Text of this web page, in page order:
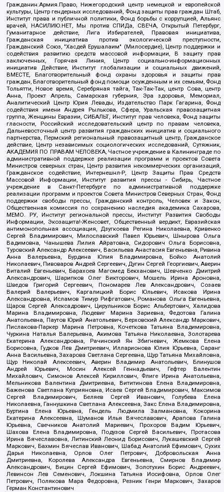
Гражданин.Армия.Право, Нижегородский центр немецкой и европейской
культуры, Центр гендерных исследований, Фонд защиты прав граждан Штаб,
Институт права и публичной политики, Фонд борьбы с коррупцией, Альянс
врачей, НАСИЛИЮ.НЕТ, Мы против СПИДа, СВЕЧА, Открытый Петербург,
Гуманитарное действие, Лига Избирателей, Правовая инициатива,
Гражданская инициатива против экологической преступности,
Гражданский Союз, "Хасдей Ерушалаим" (Милосердие), Центр поддержки и
содействия развитию средств массовой информации, В защиту прав
заключенных, Горячая Линия, Центр социально-информационных
инициатив Действие, Институт глобализации и социальных движений,
ВМЕСТЕ, Благотворительный фонд охраны здоровья и защиты прав
граждан, Благотворительный фонд помощи осужденным и их семьям, Фонд
Тольятти, Новое время, Серебряная тайга, Так-Так-Так, центр Сова, центр
Анна, Проект Апрель, Самарская губерния, Эра здоровья, Мемориал,
Аналитический Центр Юрия Левады, Издательство Парк Гагарина, Фонд
содействия имени Андрея Рылькова, Сфера, Уральская правозащитная
группа, Женщины Евразии, СИБАЛЬТ, Институт прав человека, Фонд защиты
гласности, Российский исследовательский центр по правам человека,
Дальневосточный центр развития гражданских инициатив и социального
партнерства, Пермский региональный правозащитный центр, Гражданское
действие, Центр независимых социологических исследований, Сутяжник,
АКАДЕМИЯ ПО ПРАВАМ ЧЕЛОВЕКА, Частное учреждение в Калининграде по
административной поддержке реализации программ и проектов Совета
Министров северных стран, Центр развития некоммерческих организаций,
Гражданское содействие, Интернешнл-Р, Центр Защиты Прав Средств
Массовой Информации, Институт развития прессы - Сибирь, Частное
учреждение в Санкт-Петербурге по административной поддержке
реализации программ и проектов Совета Министров Северных Стран, Фонд
поддержки свободы прессы, Гражданский контроль, Человек и Закон,
Общественная комиссия по сохранению наследия академика Сахарова,
МЕМО. РУ, Институт региональной прессы, Институт Развития Свободы
Информации, Экозащита!-Женсовет, Общественный вердикт, Евразийская
антимонопольная ассоциация, Дзугкоева Регина Николаевна, Кривенко
Сергей Владимирович, Милославский Павел Юрьевич, Шнырова Ольга
Вадимовна, Чанышева Лилия Айратовна, Сидорович Ольга Борисовна,
Туровский Александр Алексеевич, Васильева Анастасия Евгеньевна, Ривина
Анна Валерьевна, Бурдина Юлия Владимировна, Бойко Анатолий
Николаевич, Пивоваров Андрей Сергеевич, Дугин Сергей Георгиевич, Аверин
Виталий Евгеньевич, Барахоев Магомед Бекханович, Шевченко Дмитрий
Александрович, Шарипков Олег Викторович, Мошель Ирина Ароновна,
Шведов Григорий Сергеевич, Пономарев Лев Александрович, Созаев
Валерий Валерьевич, Каргалицкий Борис Юльевич, Исакова Ирина
Александровна, Исламов Тимур Рифгатович, Романова Ольга Евгеньевна,
Щаров Сергей Алексадрович, Цирульников Борис Альбертович, Халидова
Марина Владимировна, Людевиг Марина Зариевна, Федотова Галина
Анатольевна, Паутов Юрий Анатольевич, Верховский Александр Маркович,
Пислакова-Паркер Марина Петровна, Кочеткова Татьяна Владимировна,
Чуркина Наталья Валерьевна, Акимова Татьяна Николаевна, Золотарева
Екатерина Александровна, Рачинский Ян Збигневич, Жемкова Елена
Борисовна, Гудков Лев Дмитриевич, Илларионова Юлия Юрьевна, Саранг
Анна Васильевна, Захарова Светлана Сергеевна, Щур Татьяна Михайловна,
Щур Николай Алексеевич, Аверин Владимир Анатольевич, Блинушов
Андрей Юрьевич, Мосин Алексей Геннадьевич, Гефтер Валентин
Михайлович, Симонов Алексей Кириллович, Флиге Ирина Анатольевна,
Мельникова Валентина Дмитриевна, Вититинова Елена Владимировна,
Баженова Светлана Куприяновна, Исаев Сергей Владимирович, Максимов
Сергей Владимирович, Беляев Сергей Иванович, Голубева Елена
Николаевна, Ганнушкина Светлана Алексеевна, Закс Елена Владимировна,
Буртина Елена Юрьевна, Гендель Людмила Залмановна, Кокорина
Екатерина Алексеевна, Шуманов Илья Вячеславович, Арапова Галина
Юрьевна, Свечников Анатолий Мариевич, Прохоров Вадим Юрьевич,
Шахова Елена Владимировна, Подузов Сергей Васильевич, Протасова
Ирина Вячеславовна, Литинский Леонид Борисович, Лукашевский Сергей
Маркович, Бахмин Вячеслав Иванович, Шабад Анатолий Ефимович, Сухих
Дарья Николаевна, Орлов Олег Петрович, Добровольская Анна
Дмитриевна, Королева Александра Евгеньевна, Смирнов Владимир
Александрович, Вицин Сергей Ефимович, Золотухин Борис Андреевич,
Левинсон Лев Семенович, Локшина Татьяна Иосифовна, Орлов Олег
Петрович, Полякова Мара Федоровна, Резник Генри Маркович, Захаров
Герман Константинович